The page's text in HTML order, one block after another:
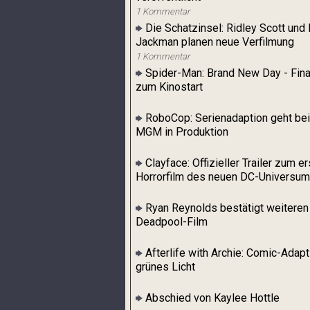
1 Kommentar
Die Schatzinsel: Ridley Scott und
Jackman planen neue Verfilmung
1 Kommentar
Spider-Man: Brand New Day -
zum Kinostart
RoboCop: Serienadaption geht
MGM in Produktion
Clayface: Offizieller Trailer zum
Horrorfilm des neuen DC-
Ryan Reynolds bestätigt weiteren
Deadpool-Film
Afterlife with Archie: Comic-
grünes Licht
Abschied von Kaylee Hottle